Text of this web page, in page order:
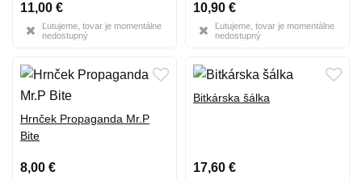
11,00 €
Ľutujeme, tovar je momentálne
nedostupný
10,90 €
Ľutujeme, tovar je momentálne
nedostupný
Hrnček Propaganda Mr.P
Bite
8,00 €
Bitkárska šálka
17,60 €